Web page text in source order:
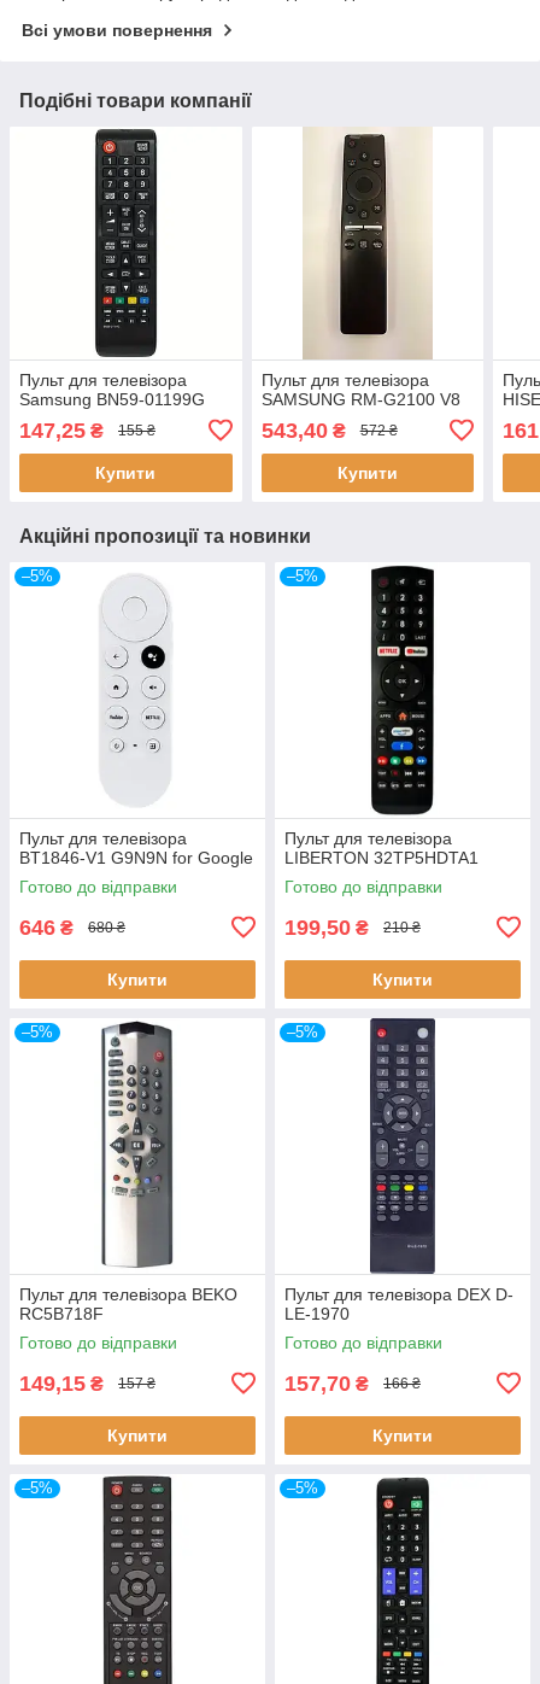
Всі умови повернення
Подібні товари компанії
Пульт для телевізора
Samsung BN59-01199G
147,25 ₴ 155 ₴
Купити
Пульт для телевізора
SAMSUNG RM-G2100 V8
543,40₴ 572 ₴
Купити
Акційні пропозиції та новинки
–5%
Пульт для телевізора
BT1846-V1 G9N9N for Google
Готово до відправки
646 ₴ 680 ₴
Купити
–5%
Пульт для телевізора
LIBERTON 32TP5HDTA1
Готово до відправки
199,50 ₴ 210 ₴
Купити
–5%
Пульт для телевізора BEKO
RC5B718F
Готово до відправки
149,15 ₴ 157 ₴
Купити
–5%
Пульт для телевізора DEX D-
LE-1970
Готово до відправки
157,70 ₴ 166 ₴
Купити
–5% –5%